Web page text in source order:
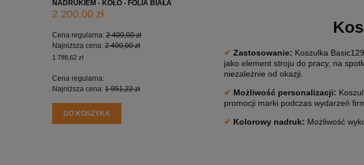
NADRUKIEM - KOŁO - FOLIA BIAŁA
2 200,00 zł
Cena regularna: 2 400,00 zł
Najniższa cena: 2 400,00 zł
1 788,62 zł
Cena regularna:
Najniższa cena: 1 951,22 zł
DO KOSZYKA
1 341,46 zł
Cena regularna:
Najniższa cena:
1 504,07 zł
✔ Zastosowanie: Koszulka
jako element stroju do pracy, na
niezależnie od okazji.
✔ Możliwość personalizacji:
promocji marki podczas wydarzeń
✔ Kolorowy nadruk: Możliwość